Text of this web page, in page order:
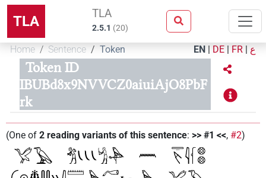
TLA TLA
2.5.1 (20)
Home Sentence Token EN | DE | FR | ع
Token ID
IBUBd8x9NVVCZ0aiuiAjO8PbF
rk
(One of 2 reading variants of this sentence: >> #1 <<, #2)